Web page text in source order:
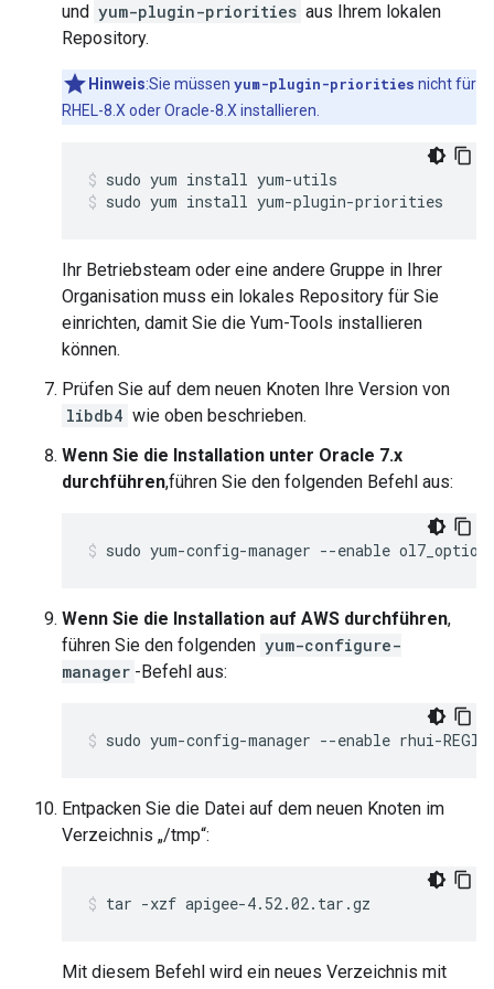
und yum-plugin-priorities aus Ihrem lokalen
Repository.
Hinweis:Sie müssen yum-plugin-priorities nicht für
RHEL-8.X oder Oracle-8.X installieren.
sudo yum install yum-plugin-priorities
Ihr Betriebsteam oder eine andere Gruppe in Ihrer
Organisation muss ein lokales Repository für Sie
einrichten, damit Sie die Yum-Tools installieren
können.
Prüfen Sie auf dem neuen Knoten Ihre Version von
libdb4 wie oben beschrieben.
Wenn Sie die Installation unter Oracle 7.x
durchführen,führen Sie den folgenden Befehl aus:
sudo yum-config-manager --enable
Wenn Sie die Installation auf AWS durchführen,
führen Sie den folgenden yum-configure-
manager -Befehl aus:
sudo yum-config-manager --enable rhui-
Entpacken Sie die Datei auf dem neuen Knoten im
Verzeichnis „/tmp“:
tar -xzf apigee-4.52.02.tar.gz
Mit diesem Befehl wird ein neues Verzeichnis mit